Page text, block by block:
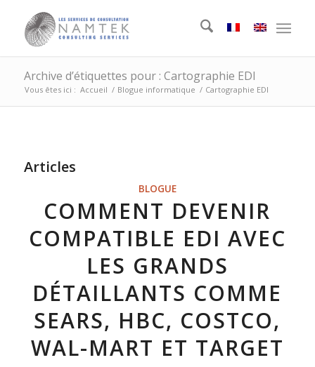
Archive d’étiquettes pour : Cartographie EDI
Vous êtes ici : Accueil / Blogue informatique / Cartographie EDI
Articles
BLOGUE
COMMENT DEVENIR
COMPATIBLE EDI AVEC
LES GRANDS
DÉTAILLANTS COMME
SEARS, HBC, COSTCO,
WAL-MART ET TARGET